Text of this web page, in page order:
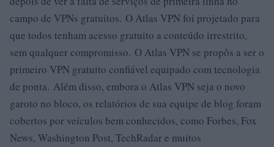
campo de VPNs gratuitos. O Atlas VPN foi projetado para
que todos tenham acesso gratuito a conteúdo irrestrito,
sem qualquer compromisso. O Atlas VPN se propôs a ser o
primeiro VPN gratuito confiável equipado com tecnologia
de ponta. Além disso, embora o Atlas VPN seja o novo
garoto no bloco, os relatórios de sua equipe de blog foram
cobertos por veículos bem conhecidos, como Forbes, Fox
News, Washington Post, TechRadar e muitos